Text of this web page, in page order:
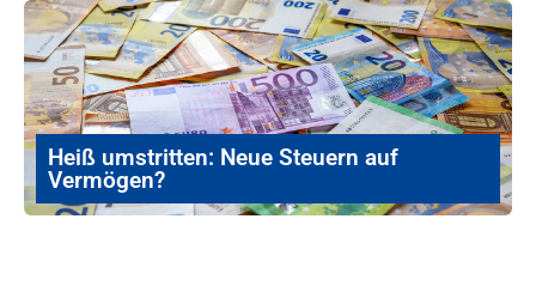
Heiß umstritten: Neue Steuern auf
Vermögen?